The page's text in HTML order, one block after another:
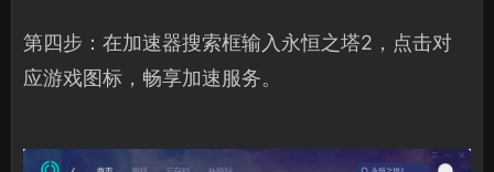
第四步：在加速器搜索框输入永恒之塔2，点击对
应游戏图标，畅享加速服务。